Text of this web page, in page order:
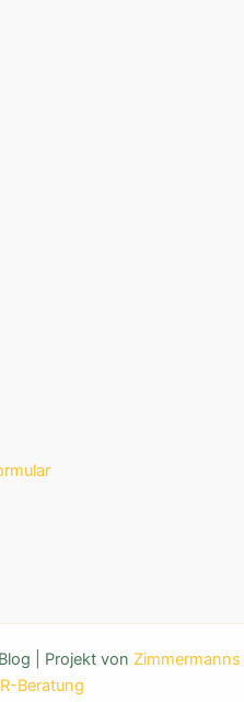
| Projekt von Zimmermanns
Beratung